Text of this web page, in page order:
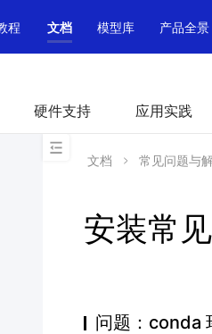
程 文档 模型库 产品全景
硬件支持 应用实践
文档 常见问题与
安装常
问题：conda